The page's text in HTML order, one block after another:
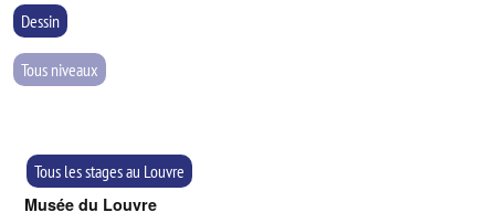
Dessin
Tous niveaux
Musée du Louvre
Tous les stages au Louvre